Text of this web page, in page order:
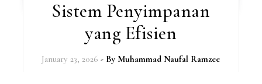
Sistem Penyimpanan
yang Efisien
January 23, 2026 - By Muhammad Naufal Ramzee